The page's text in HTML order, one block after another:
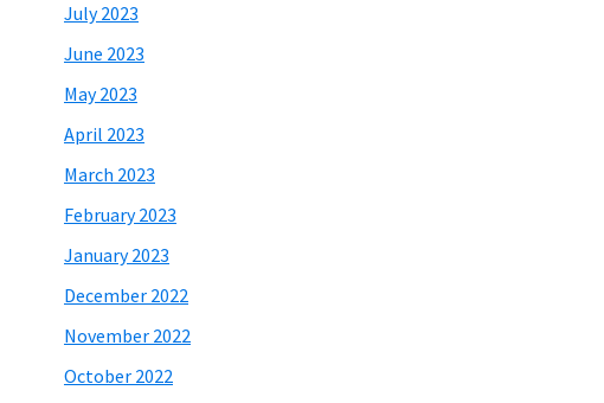
July 2023
June 2023
May 2023
April 2023
March 2023
February 2023
January 2023
December 2022
November 2022
October 2022